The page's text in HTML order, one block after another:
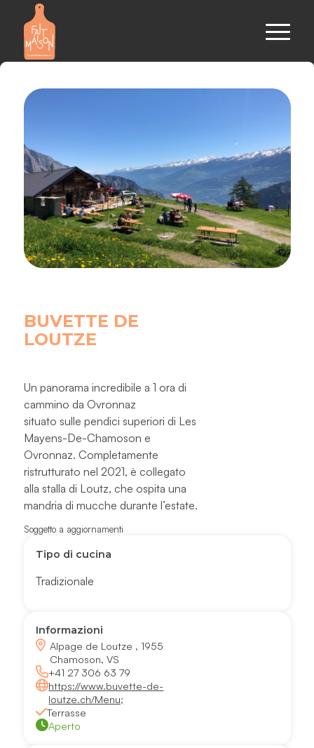
BUVETTE DE
LOUTZE
Un panorama incredibile a 1 ora di
cammino da Ovronnaz
situato sulle pendici superiori di Les
Mayens-De-Chamoson e
Ovronnaz. Completamente
ristrutturato nel 2021, è collegato
alla stalla di Loutz, che ospita una
mandria di mucche durante l’estate.
Soggetto a aggiornamenti
Tipo di cucina
Tradizionale
Informazioni
Alpage de Loutze , 1955
Chamoson, VS
+41 27 306 63 79
https://www.buvette-de-
loutze.ch/Menu;
Terrasse
Aperto